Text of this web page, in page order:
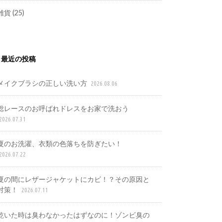
貨(25)
最近の投稿
イクブラシの正しい洗い方 2026.08.06
レースのお呼ばれドレスをお家で洗おう
のお洗濯、衣類の色落ちを防ぎたい！
の間にレザージャケットにカビ！？その原因と
策！
2026.07.11
いた時は臭わなかったはずなのに！ゾンビ臭の